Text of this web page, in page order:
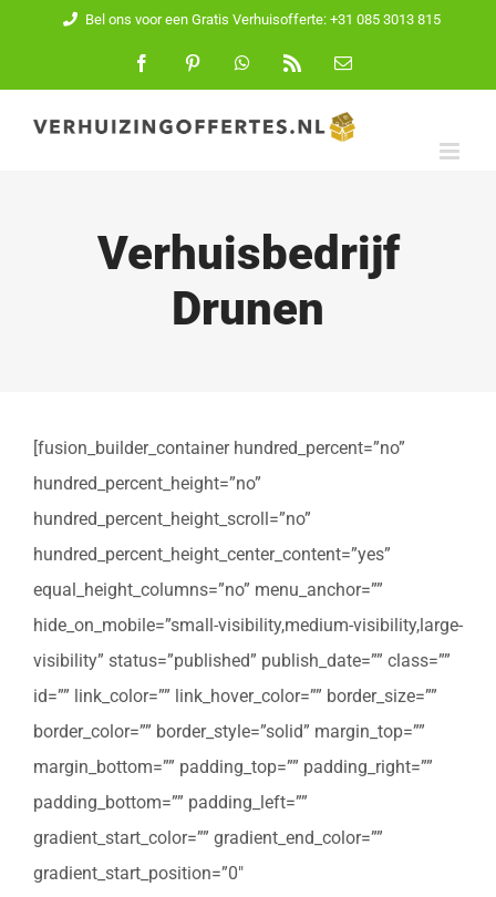
inhoud
Bel ons voor een Gratis Verhuisofferte: +31 085 3013 815
FacebookPinterest WhatsApp
E-
Verhuisbedrijf
Drunen
[fusion_builder_container hundred_percent=”no”
hundred_percent_height=”no”
hundred_percent_height_scroll=”no”
hundred_percent_height_center_content=”yes”
equal_height_columns=”no” menu_anchor=””
hide_on_mobile=”small-visibility,medium-visibility,large-
visibility” status=”published” publish_date=”” class=””
id=”” link_color=”” link_hover_color=”” border_size=””
border_color=”” border_style=”solid” margin_top=””
margin_bottom=”” padding_top=”” padding_right=””
padding_bottom=”” padding_left=””
gradient_start_color=”” gradient_end_color=””
gradient_start_position=”0″